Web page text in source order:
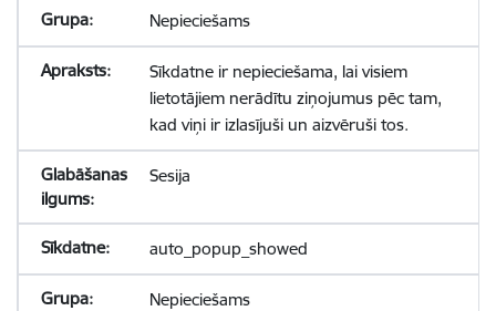
Nepieciešams
Sīkdatne ir nepieciešama, lai visiem
lietotājiem nerādītu ziņojumus pēc tam,
kad viņi ir izlasījuši un aizvēruši tos.
Sesija
auto_popup_showed
Nepieciešams